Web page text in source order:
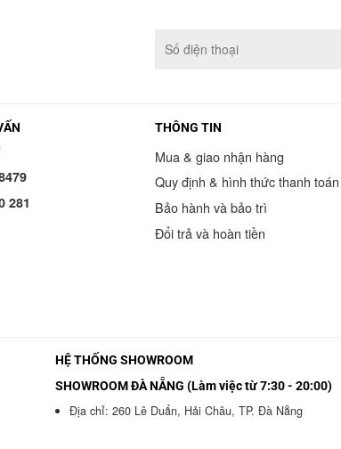
281
THÔNG TIN
Mua & giao nhận hàng
Quy định & hình thức thanh toán
Bảo hành và bảo trì
Đổi trả và hoàn tiền
HỆ THỐNG SHOWROOM
SHOWROOM ĐÀ NẴNG (Làm việc từ 7:30 - 20:00)
Địa chỉ: 260 Lê Duẩn, Hải Châu, TP. Đà Nẵng